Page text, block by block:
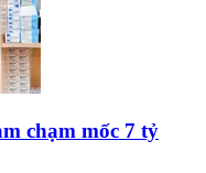
chạm mốc 7 tỷ